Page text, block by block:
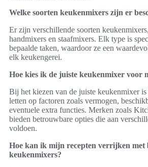
Welke soorten keukenmixers zijn er
Er zijn verschillende soorten
handmixers en staafmixers. Elk type is
bepaalde taken, waardoor ze een
elk keukengerei.
Hoe kies ik de juiste keukenmixer voor
Bij het kiezen van de juiste keukenmixer
letten op factoren zoals vermogen,
eventuele extra functies. Merken zoals
bieden betrouwbare opties die aan
voldoen.
Hoe kan ik mijn recepten verrijken met
keukenmixers?